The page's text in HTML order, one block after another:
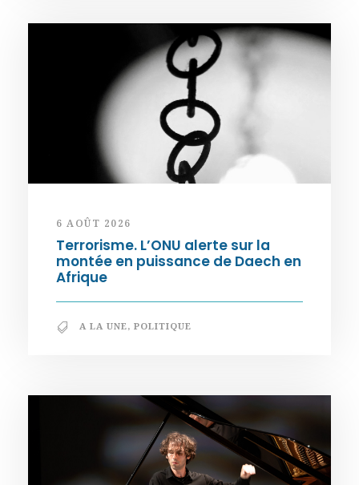
6 AOÛT 2026
Terrorisme. L’ONU alerte sur la
montée en puissance de Daech en
Afrique
A LA UNE, POLITIQUE